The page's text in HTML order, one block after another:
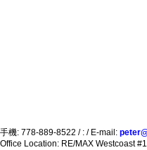
手機: 778-889-8522 / : / E-mail:
Office Location: RE/MAX Westcoast